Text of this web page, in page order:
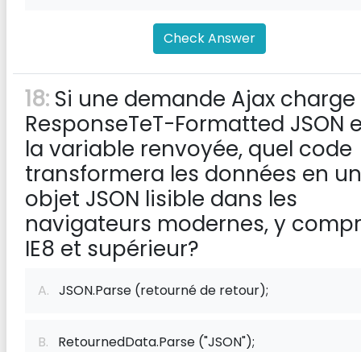
Check Answer
18: Si une demande Ajax charge
ResponseTeT-Formatted JSON
la variable renvoyée, quel code
transformera les données en un
objet JSON lisible dans les
navigateurs modernes, y
IE8 et supérieur?
A. JSON.Parse (retourné de retour);
B. RetournedData.Parse ("JSON");